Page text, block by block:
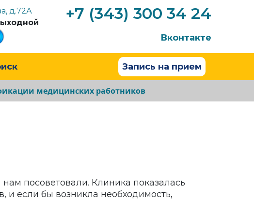
д.72А
+7 (343) 300 34 24
Вконтакте
Запись на прием
медицинских работников
посоветовали. Клиника показалась
если бы возникла необходимость,